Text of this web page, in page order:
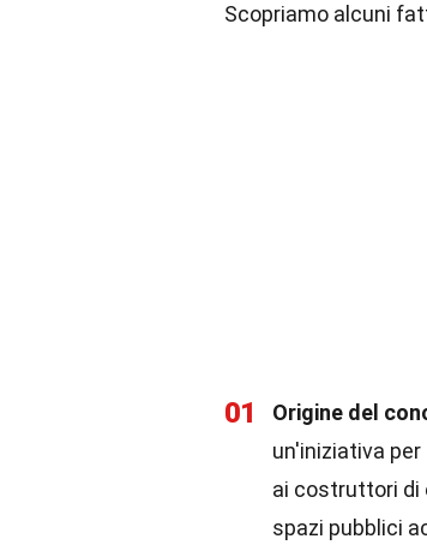
Scopriamo alcuni
01 Origine del
un'iniziativa
ai costruttori di
spazi pubblici